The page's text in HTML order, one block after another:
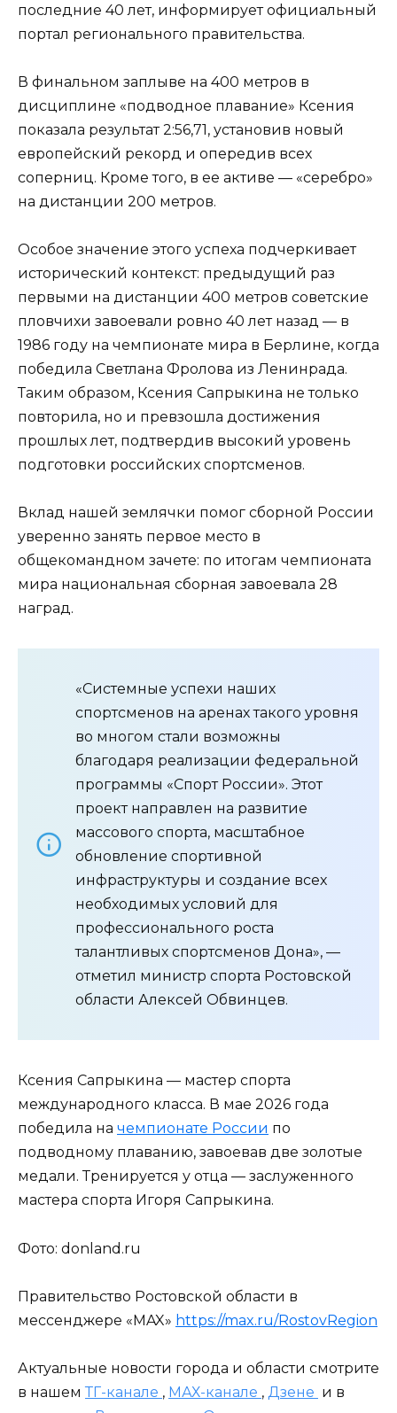
последние 40 лет, информирует официальный
портал регионального правительства.
В финальном заплыве на 400 метров в
дисциплине «подводное плавание» Ксения
показала результат 2:56,71, установив новый
европейский рекорд и опередив всех
соперниц. Кроме того, в ее активе — «серебро»
на дистанции 200 метров.
Особое значение этого успеха подчеркивает
исторический контекст: предыдущий раз
первыми на дистанции 400 метров советские
пловчихи завоевали ровно 40 лет назад — в
1986 году на чемпионате мира в Берлине, когда
победила Светлана Фролова из Ленинрада.
Таким образом, Ксения Сапрыкина не только
повторила, но и превзошла достижения
прошлых лет, подтвердив высокий уровень
подготовки российских спортсменов.
Вклад нашей землячки помог сборной России
уверенно занять первое место в
общекомандном зачете: по итогам чемпионата
мира национальная сборная завоевала 28
наград.
«Системные успехи наших
спортсменов на аренах такого уровня
во многом стали возможны
благодаря реализации федеральной
программы «Спорт России». Этот
проект направлен на развитие
массового спорта, масштабное
обновление спортивной
инфраструктуры и создание всех
необходимых условий для
профессионального роста
талантливых спортсменов Дона», —
отметил министр спорта Ростовской
области Алексей Обвинцев.
Ксения Сапрыкина — мастер спорта
международного класса. В мае 2026 года
победила на чемпионате России по
подводному плаванию, завоевав две золотые
медали. Тренируется у отца — заслуженного
мастера спорта Игоря Сапрыкина.
Фото: donland.ru
Правительство Ростовской области в
мессенджере «MAX» https://max.ru/RostovRegion
Актуальные новости города и области смотрите
в нашем ТГ-канале , МАХ-канале , Дзене и в